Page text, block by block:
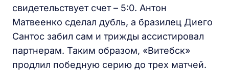
свидетельствует счет – 5:0. Антон
Матвеенко сделал дубль, а бразилец Диего
Сантос забил сам и трижды ассистировал
партнерам. Таким образом, «Витебск»
продлил победную серию до трех матчей.